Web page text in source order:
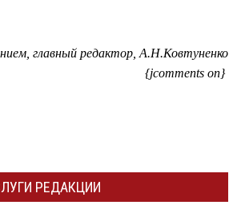
главный редактор, А.Н.Ковтуненко
{jcomments on}
РЕДАКЦИИ